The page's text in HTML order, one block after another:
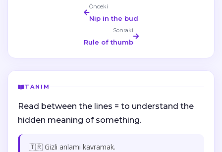
Önceki
Nip in the bud
Sonraki
Rule of thumb
TANIM
Read between the lines = to understand the
hidden meaning of something.
🇹🇷 Gizli anlami kavramak.